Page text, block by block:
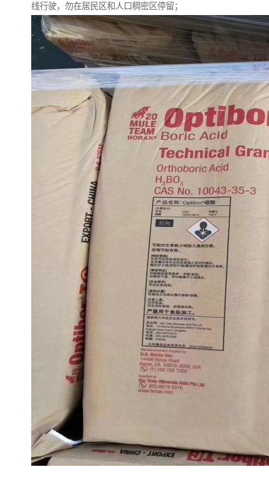
线行驶，勿在居民区和人口稠密区停留；